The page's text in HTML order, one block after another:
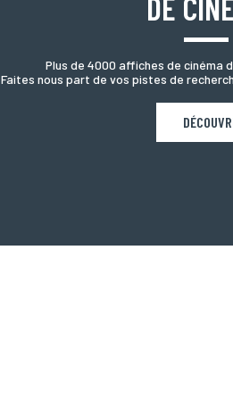
DE
Plus de 4000 affiches de cinéma
Faites nous part de vos pistes de